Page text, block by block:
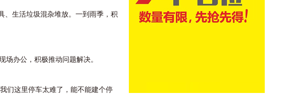
生活垃圾混杂堆放。一到雨季，积
办公，积极推动问题解决。
们这里停车太难了，能不能建个停